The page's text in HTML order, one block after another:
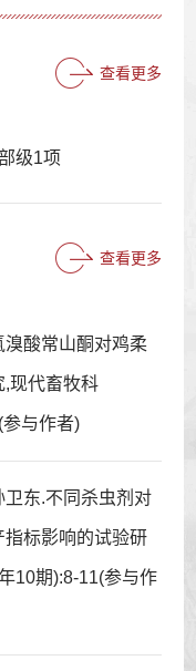
查看更多
级1项
查看更多
溴酸常山酮对鸡柔
,现代畜牧科
与作者)
东.不同杀虫剂对
标影响的试验研
10期):8-11(参与作